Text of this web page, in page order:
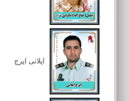
ایلانی ایرج